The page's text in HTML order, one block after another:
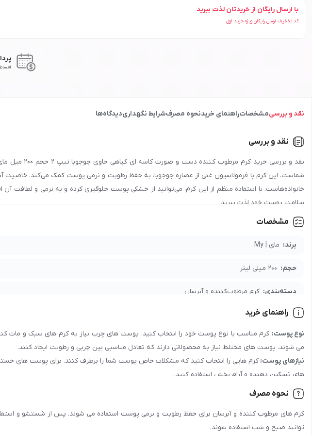
با ارسال رایگان از خریدتان لذت ببرید
کد تخفیف ارسال رایگان ویژه خرید اول
اقساط 4 ماهه با
نقد و بررسیمشخصاتراهنمای خریدنحوه مصرفشرایط نگهداریدیدگاه‌ها
نقد و بررسی
شماست. این کرم با فرمولاسیون غنی از عصاره جوجوبا، به حفظ رطوبت و نرمی پوست کمک می‌کند. خاصیت
خانواده‌هاست. با استفاده منظم از این کرم، می‌توانید از خشکی پوست جلوگیری کرده و به نرمی و لطافت
سلامت پوست خود لذت ببرید.
برای خرید عمده محصول
جهت دریافت نمایندگی و پخش محصول
مشخصات
برند: مای | My
حجم: 200 میلی لیتر
دسته‌بندی: کرم مرطوب‌کننده و آبرسان
مدت نگهداری: 36 ماه
جنسیت: عمومی
رده سنی: جوان , بزرگسال
مزیت سلامتی: مرطوب‌کننده, نرم‌کننده, ترمیم‌کننده, التیام‌بخش, تغذیه‌کننده, آبرسان
راهنمای خرید
نوع پوست: کرم مناسب با نوع پوست خود را انتخاب کنید. پوست های چرب نیاز به کرم های سبک و مات
می شوند. پوست های مختلط نیاز به محصولاتی دارند که تعادل مناسبی بین چربی و رطوبت ایجاد کنند.
نیازهای پوست: کرم هایی را انتخاب کنید که مشکلات خاص پوست شما را برطرف کنند. برای پوست های
های تسکین دهنده و آرام بخش استفاده کنید.
مواد تشکیل دهنده:
مصنوعی اجتناب کنید.
نحوه مصرف
کرم های مرطوب کننده و آبرسان برای حفظ رطوبت و نرمی پوست استفاده می شوند. پس از شستشو و
توانند صبح و شب استفاده شوند.